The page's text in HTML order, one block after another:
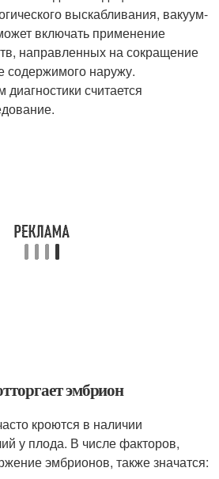
выскабливания, вакуум-
включать применение
направленных на сокращение
содержимого наружу.
считается
эмбрион
кроются в наличии
у плода. В числе факторов,
эмбрионов, также значатся: